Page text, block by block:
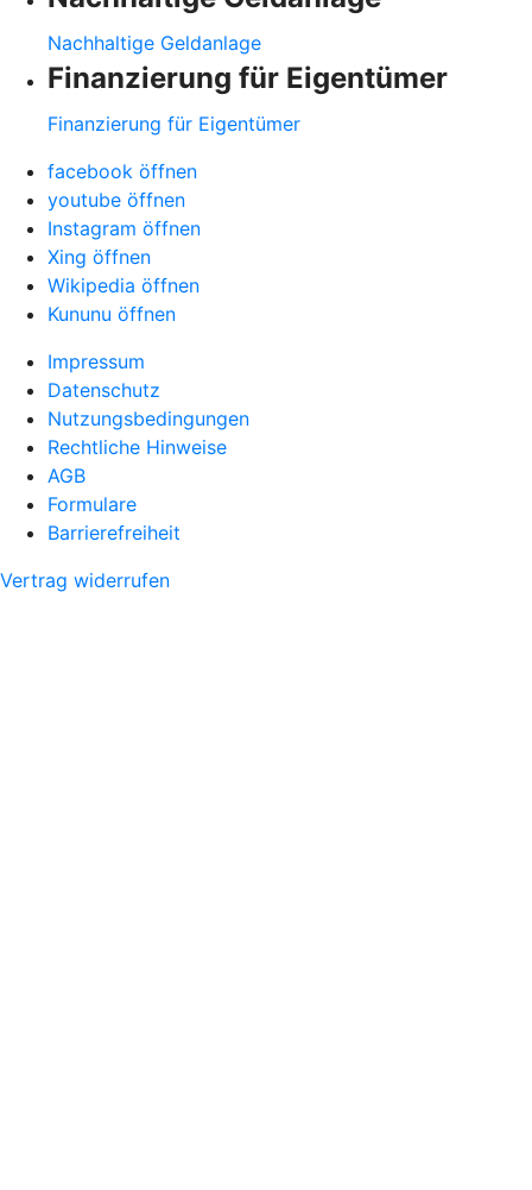
Nachhaltige Geldanlage
Finanzierung für Eigentümer
Finanzierung für Eigentümer
facebook öffnen
youtube öffnen
Instagram öffnen
Xing öffnen
Wikipedia öffnen
Kununu öffnen
Impressum
Datenschutz
Nutzungsbedingungen
Rechtliche Hinweise
AGB
Formulare
Barrierefreiheit
Vertrag widerrufen